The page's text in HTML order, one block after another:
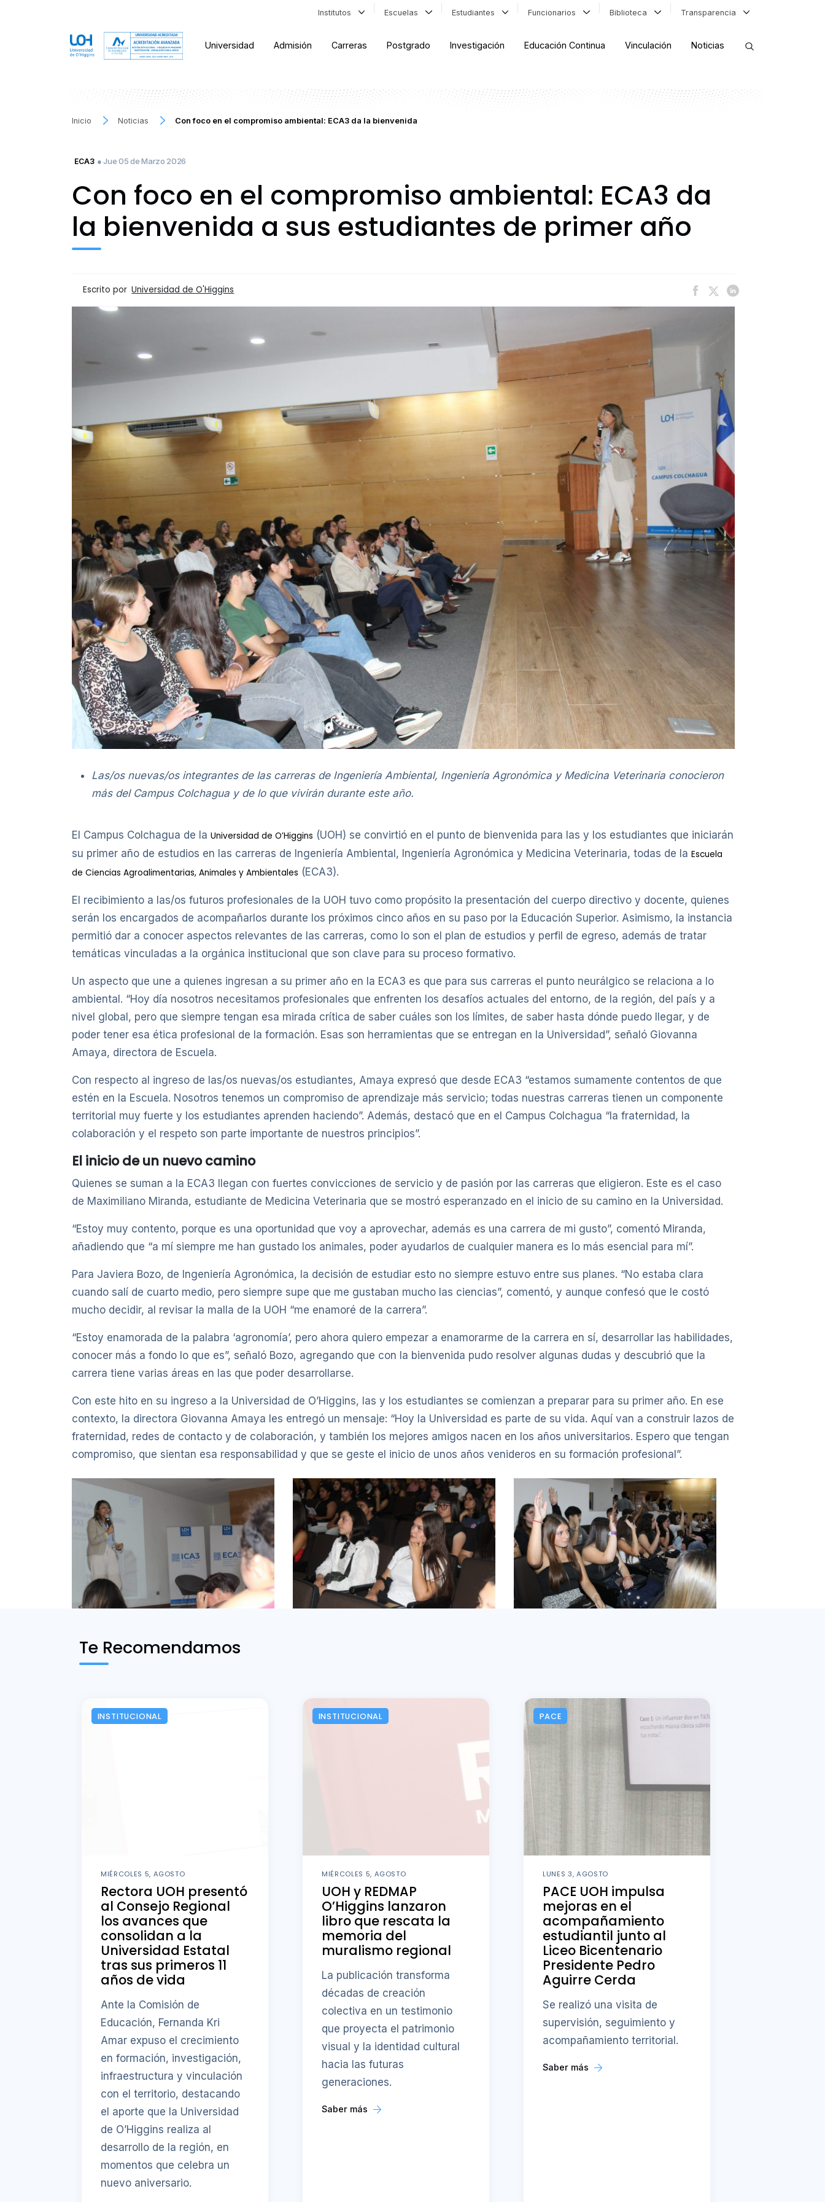
Institutos Escuelas Estudiantes Funcionarios Biblioteca Transparencia
Universidad Admisión Carreras Postgrado Investigación Educación Continua Vinculación Noticias
Inicio Noticias Con foco en el compromiso ambiental: ECA3 da la bienvenida
ECA3 ● Jue 05 de Marzo 2026
Con foco en el compromiso ambiental: ECA3 da
la bienvenida a sus estudiantes de primer año
Escrito por Universidad de O'Higgins
Las/os nuevas/os integrantes de las carreras de Ingeniería Ambiental, Ingeniería Agronómica y Medicina Veterinaria conocieron
más del Campus Colchagua y de lo que vivirán durante este año.
El Campus Colchagua de la Universidad de O’Higgins (UOH) se convirtió en el punto de bienvenida para las y los estudiantes que iniciarán
su primer año de estudios en las carreras de Ingeniería Ambiental, Ingeniería Agronómica y Medicina Veterinaria, todas de la Escuela
de Ciencias Agroalimentarias, Animales y Ambientales (ECA3).
El recibimiento a las/os futuros profesionales de la UOH tuvo como propósito la presentación del cuerpo directivo y docente, quienes
serán los encargados de acompañarlos durante los próximos cinco años en su paso por la Educación Superior. Asimismo, la instancia
permitió dar a conocer aspectos relevantes de las carreras, como lo son el plan de estudios y perfil de egreso, además de tratar
temáticas vinculadas a la orgánica institucional que son clave para su proceso formativo.
Un aspecto que une a quienes ingresan a su primer año en la ECA3 es que para sus carreras el punto neurálgico se relaciona a lo
ambiental. “Hoy día nosotros necesitamos profesionales que enfrenten los desafíos actuales del entorno, de la región, del país y a
nivel global, pero que siempre tengan esa mirada crítica de saber cuáles son los límites, de saber hasta dónde puedo llegar, y de
poder tener esa ética profesional de la formación. Esas son herramientas que se entregan en la Universidad”, señaló Giovanna
Amaya, directora de Escuela.
Con respecto al ingreso de las/os nuevas/os estudiantes, Amaya expresó que desde ECA3 “estamos sumamente contentos de que
estén en la Escuela. Nosotros tenemos un compromiso de aprendizaje más servicio; todas nuestras carreras tienen un componente
territorial muy fuerte y los estudiantes aprenden haciendo”. Además, destacó que en el Campus Colchagua “la fraternidad, la
colaboración y el respeto son parte importante de nuestros principios”.
El inicio de un nuevo camino
Quienes se suman a la ECA3 llegan con fuertes convicciones de servicio y de pasión por las carreras que eligieron. Este es el caso
de Maximiliano Miranda, estudiante de Medicina Veterinaria que se mostró esperanzado en el inicio de su camino en la Universidad.
“Estoy muy contento, porque es una oportunidad que voy a aprovechar, además es una carrera de mi gusto”, comentó Miranda,
añadiendo que “a mí siempre me han gustado los animales, poder ayudarlos de cualquier manera es lo más esencial para mí”.
Para Javiera Bozo, de Ingeniería Agronómica, la decisión de estudiar esto no siempre estuvo entre sus planes. “No estaba clara
cuando salí de cuarto medio, pero siempre supe que me gustaban mucho las ciencias”, comentó, y aunque confesó que le costó
mucho decidir, al revisar la malla de la UOH “me enamoré de la carrera”.
“Estoy enamorada de la palabra ‘agronomía’, pero ahora quiero empezar a enamorarme de la carrera en sí, desarrollar las habilidades,
conocer más a fondo lo que es”, señaló Bozo, agregando que con la bienvenida pudo resolver algunas dudas y descubrió que la
carrera tiene varias áreas en las que poder desarrollarse.
Con este hito en su ingreso a la Universidad de O’Higgins, las y los estudiantes se comienzan a preparar para su primer año. En ese
contexto, la directora Giovanna Amaya les entregó un mensaje: “Hoy la Universidad es parte de su vida. Aquí van a construir lazos de
fraternidad, redes de contacto y de colaboración, y también los mejores amigos nacen en los años universitarios. Espero que tengan
compromiso, que sientan esa responsabilidad y que se geste el inicio de unos años venideros en su formación profesional”.
Te Recomendamos
INSTITUCIONAL
MIÉRCOLES 5, AGOSTO
Rectora UOH presentó
al Consejo Regional
los avances que
consolidan a la
Universidad Estatal
tras sus primeros 11
años de vida
Ante la Comisión de
Educación, Fernanda Kri
Amar expuso el crecimiento
en formación, investigación,
infraestructura y vinculación
con el territorio, destacando
el aporte que la Universidad
de O’Higgins realiza al
desarrollo de la región, en
momentos que celebra un
nuevo aniversario.
INSTITUCIONAL
MIÉRCOLES 5, AGOSTO
UOH y REDMAP
O’Higgins lanzaron
libro que rescata la
memoria del
muralismo regional
La publicación transforma
décadas de creación
colectiva en un testimonio
que proyecta el patrimonio
visual y la identidad cultural
hacia las futuras
generaciones.
Saber más
PACE
LUNES 3, AGOSTO
PACE UOH impulsa
mejoras en el
acompañamiento
estudiantil junto al
Liceo Bicentenario
Presidente Pedro
Aguirre Cerda
Se realizó una visita de
supervisión, seguimiento y
acompañamiento territorial.
Saber más